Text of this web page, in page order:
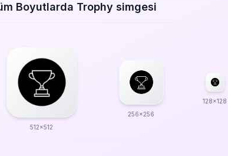
Boyutlarda Trophy simgesi
512x512
256x256
128x128